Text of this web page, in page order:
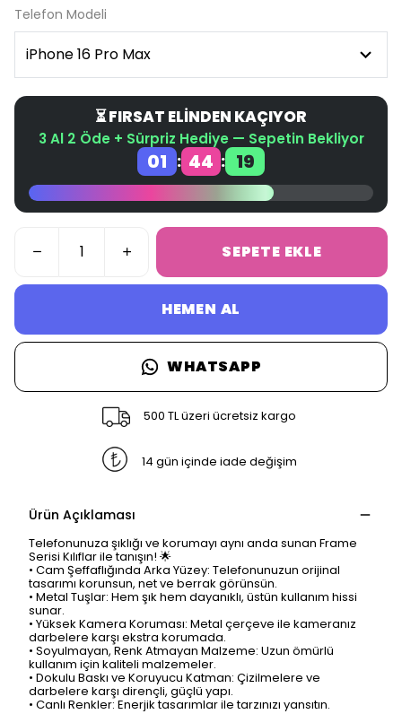
Telefon Modeli
⏳ FIRSAT ELİNDEN KAÇIYOR
3 Al 2 Öde + Sürpriz Hediye — Sepetin Bekliyor
01 : 44 : 19
SEPETE EKLE
HEMEN AL
WHATSAPP
500 TL üzeri ücretsiz kargo
14 gün içinde iade değişim
Ürün Açıklaması
Telefonunuza şıklığı ve korumayı aynı anda sunan Frame
Serisi Kılıflar ile tanışın! 🌟
• Cam Şeffaflığında Arka Yüzey: Telefonunuzun orijinal
tasarımı korunsun, net ve berrak görünsün.
• Metal Tuşlar: Hem şık hem dayanıklı, üstün kullanım hissi
sunar.
• Yüksek Kamera Koruması: Metal çerçeve ile kameranız
darbelere karşı ekstra korumada.
• Soyulmayan, Renk Atmayan Malzeme: Uzun ömürlü
kullanım için kaliteli malzemeler.
• Dokulu Baskı ve Koruyucu Katman: Çizilmelere ve
darbelere karşı dirençli, güçlü yapı.
• Canlı Renkler: Enerjik tasarımlar ile tarzınızı yansıtın.